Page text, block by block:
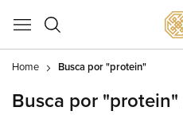
Home Busca por "protein"
Busca por "protein"